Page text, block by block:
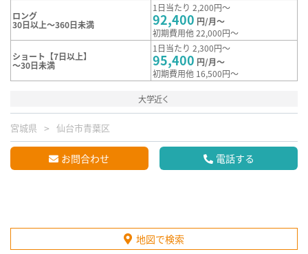
ロング
30日以上～360日未満
1日当たり 2,200円～
92,400 円/月～
初期費用他 22,000円～
ショート【7日以上】
～30日未満
1日当たり 2,300円～
95,400 円/月～
初期費用他 16,500円～
大学近く
宮城県 仙台市青葉区
お問合わせ 電話する
地図で検索